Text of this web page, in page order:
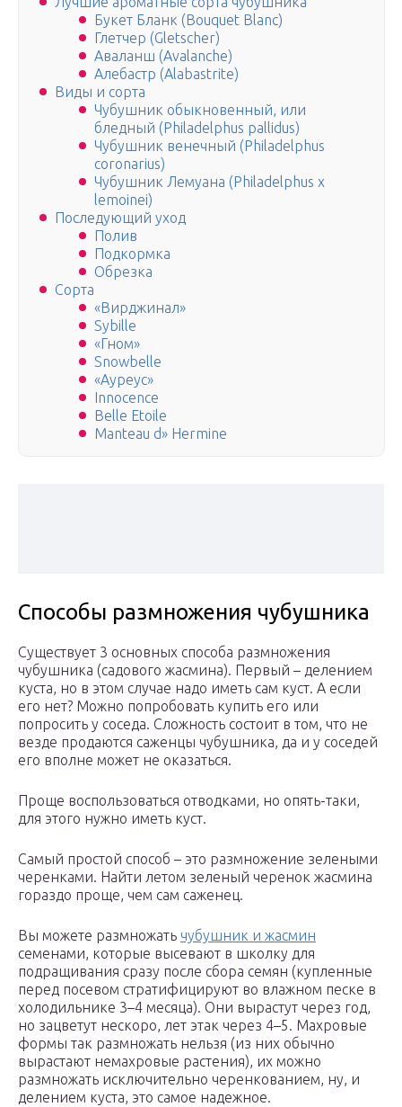
Букет Бланк (Bouquet Blanc)
Глетчер (Gletscher)
Аваланш (Avalanche)
Алебастр (Alabastrite)
Виды и сорта
Чубушник обыкновенный, или
бледный (Philadelphus pallidus)
Чубушник венечный (Philadelphus
coronarius)
Чубушник Лемуана (Philadelphus x
lemoinei)
Последующий уход
Полив
Подкормка
Обрезка
Сорта
«Вирджинал»
Sybille
«Гном»
Snowbelle
«Ауреус»
Innocence
Belle Etoile
Manteau d» Hermine
Способы размножения чубушника
Существует 3 основных способа размножения
чубушника (садового жасмина). Первый – делением
куста, но в этом случае надо иметь сам куст. А если
его нет? Можно попробовать купить его или
попросить у соседа. Сложность состоит в том, что не
везде продаются саженцы чубушника, да и у соседей
его вполне может не оказаться.
Проще воспользоваться отводками, но опять-таки,
для этого нужно иметь куст.
Самый простой способ – это размножение зелеными
черенками. Найти летом зеленый черенок жасмина
гораздо проще, чем сам саженец.
Вы можете размножать чубушник и жасмин
семенами, которые высевают в школку для
подращивания сразу после сбора семян (купленные
перед посевом стратифицируют во влажном песке в
холодильнике 3–4 месяца). Они вырастут через год,
но зацветут нескоро, лет этак через 4–5. Махровые
формы так размножать нельзя (из них обычно
вырастают немахровые растения), их можно
размножать исключительно черенкованием, ну, и
делением куста, это самое надежное.